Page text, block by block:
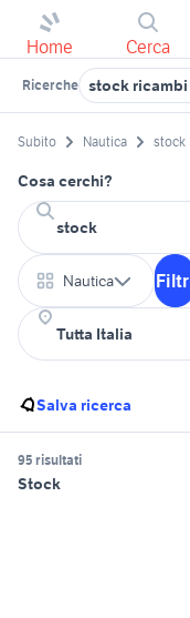
Home Cerca
Ricerche stock
Subito Nautica stock
Cosa cerchi?
Nautica
Salva ricerca
95 risultati
Stock